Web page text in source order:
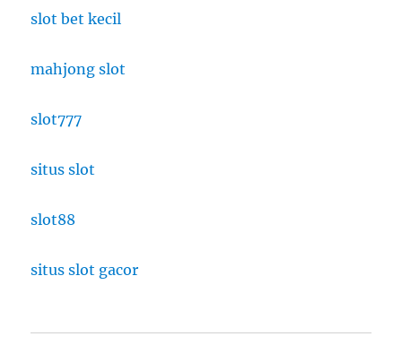
slot bet kecil
mahjong slot
slot777
situs slot
slot88
situs slot gacor